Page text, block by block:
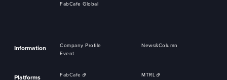
FabCafe Global
Information Company Profile
News&Column
Event
Platforms FabCafe
MTRL